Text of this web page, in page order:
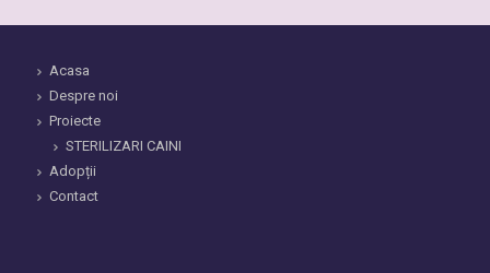
Acasa
Despre noi
Proiecte
STERILIZARI CAINI
Adopții
Contact